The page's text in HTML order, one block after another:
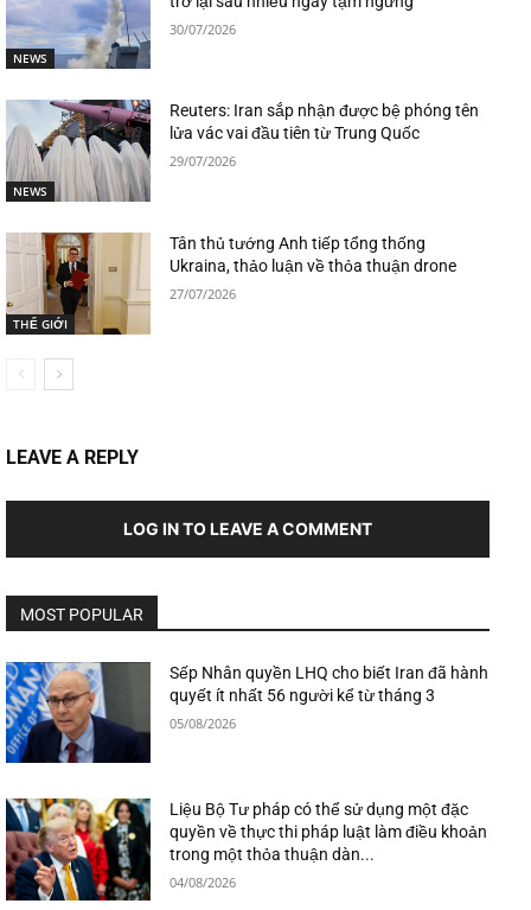
NEWS
30/07/2026
NEWS
Reuters: Iran sắp nhận được bệ phóng tên
lửa vác vai đầu tiên từ Trung Quốc
29/07/2026
THẾ GIỚI
Tân thủ tướng Anh tiếp tổng thống
Ukraina, thảo luận về thỏa thuận drone
27/07/2026
LEAVE A REPLY
LOG IN TO LEAVE A COMMENT
MOST POPULAR
Sếp Nhân quyền LHQ cho biết Iran đã hành
quyết ít nhất 56 người kể từ tháng 3
05/08/2026
Liệu Bộ Tư pháp có thể sử dụng một đặc
quyền về thực thi pháp luật làm điều khoản
trong một thỏa thuận dàn...
04/08/2026